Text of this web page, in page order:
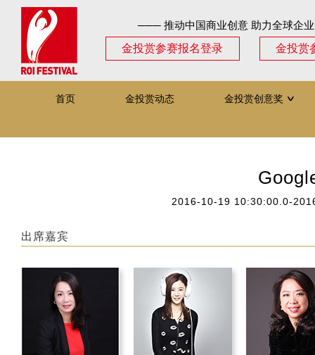
─── 推动中国商业创意 助力全球企
金投赏参赛报名登录
金投赏
首页 金投赏动态 金投赏创意奖 ∨
2016-10-19 10:30:00.0-
出席嘉宾